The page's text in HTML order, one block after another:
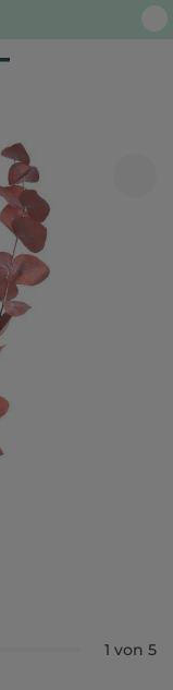
1 von 5